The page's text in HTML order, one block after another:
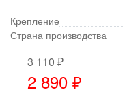
Крепление
Страна производства
3 110 ₽
2 890 ₽